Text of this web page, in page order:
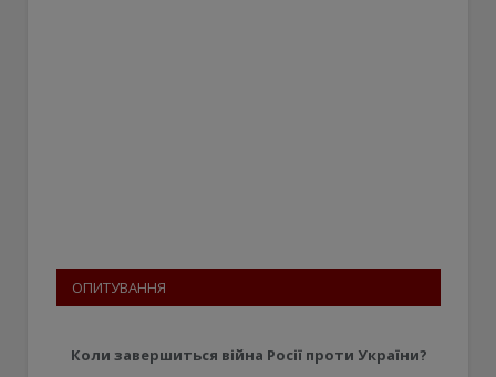
ОПИТУВАННЯ
Коли завершиться війна Росії проти України?